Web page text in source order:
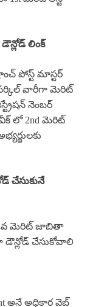
లింక్
పోస్ట్ మాస్టర్
సర్కిల్ వారీగా మెరిట్
నెంబర్
లో 2nd మెరిట్
చేసుకునే
మెరిట్ జాబితా
డౌన్లోడ్ చేసుకోవాలి
అనే అధికార వెబ్